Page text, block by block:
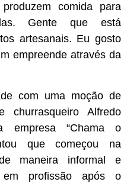
comida para
Gente que está
artesanais. Eu gosto
empreende através da
com uma moção de
churrasqueiro Alfredo
empresa “Chama o
que começou na
maneira informal e
em profissão após o